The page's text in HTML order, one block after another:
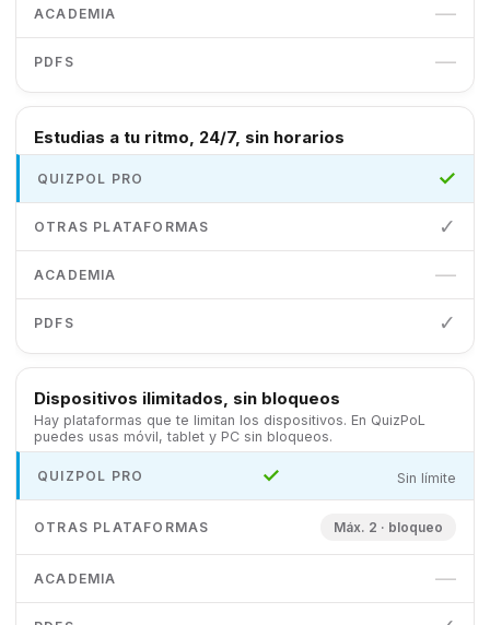
—
—
Estudias a tu ritmo, 24/7, sin horarios
✓
✓
—
✓
Dispositivos ilimitados, sin bloqueos
Hay plataformas que te limitan los dispositivos. En QuizPoL
puedes usas móvil, tablet y PC sin bloqueos.
✓ Sin límite
Máx. 2 · bloqueo
—